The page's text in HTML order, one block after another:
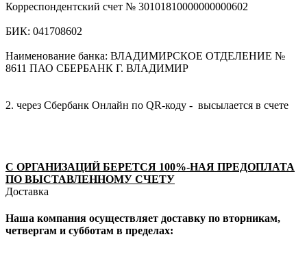
Корреспондентский счет № 30101810000000000602
БИК: 041708602
Наименование банка: ВЛАДИМИРСКОЕ ОТДЕЛЕНИЕ №
8611 ПАО СБЕРБАНК Г. ВЛАДИМИР
2. через Сбербанк Онлайн по QR-коду - высылается в счете
С ОРГАНИЗАЦИЙ БЕРЕТСЯ 100%-НАЯ ПРЕДОПЛАТА
ПО ВЫСТАВЛЕННОМУ СЧЕТУ
Доставка
Наша компания осуществляет доставку по вторникам,
четвергам и субботам в пределах: